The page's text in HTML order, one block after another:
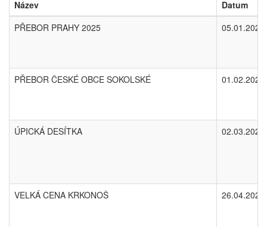
Název
Datum
PŘEBOR PRAHY 2025
05.01.2025
PŘEBOR ČESKÉ OBCE SOKOLSKÉ 01.02.2025
ÚPICKÁ DESÍTKA 02.03.2025
VELKÁ CENA KRKONOŠ 26.04.2025